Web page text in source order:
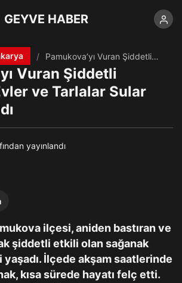
GEYVE HABER
Pamukova’yı Vuran Şiddetli
Sağanak: Evler ve Tarlalar
Sular Altında Kaldı
Vuran Şiddetli
ve Tarlalar Sular
yayınlandı
ilçesi, aniden bastıran ve
şiddetli etkili olan sağanak
yaşadı. İlçede akşam saatlerinde
kısa sürede hayatı felç etti.